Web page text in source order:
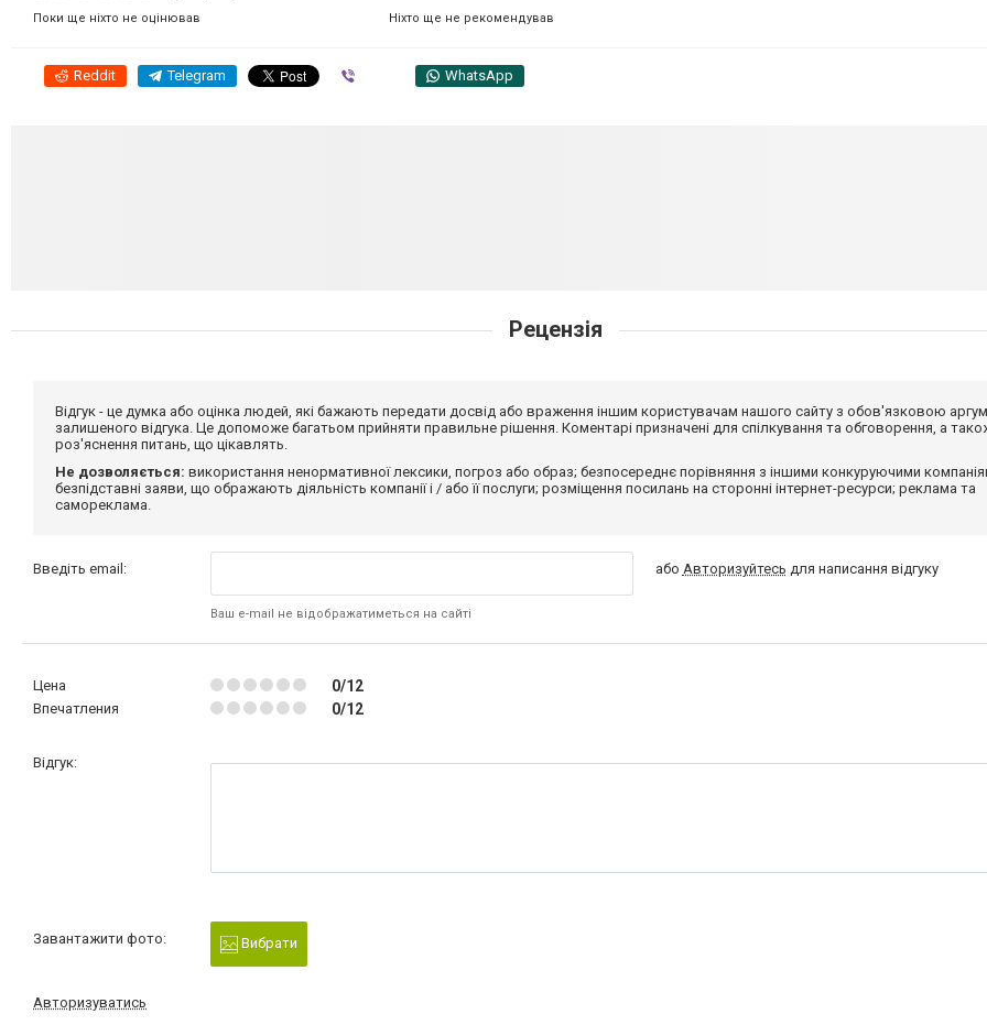
Поки ще ніхто не оцінював Ніхто ще не рекомендував
Reddit Telegram WhatsApp
Рецензія
Відгук - це думка або оцінка людей, які бажають передати досвід або враження іншим користувачам нашого сайту з обов'язковою
залишеного відгука. Це допоможе багатьом прийняти правильне рішення. Коментарі призначені для спілкування та обговорення, а
роз'яснення питань, що цікавлять.
Не дозволяється: використання ненормативної лексики, погроз або образ; безпосереднє порівняння з іншими конкуруючими
безпідставні заяви, що ображають діяльність компанії і / або її послуги; розміщення посилань на сторонні інтернет-ресурси; реклама та
самореклама.
Введіть email:
Ваш e-mail не відображатиметься на сайті
або Авторизуйтесь для написання відгуку
Цена 0/12
Впечатления 0/12
Відгук:
Завантажити фото: Вибрати
Авторизуватись